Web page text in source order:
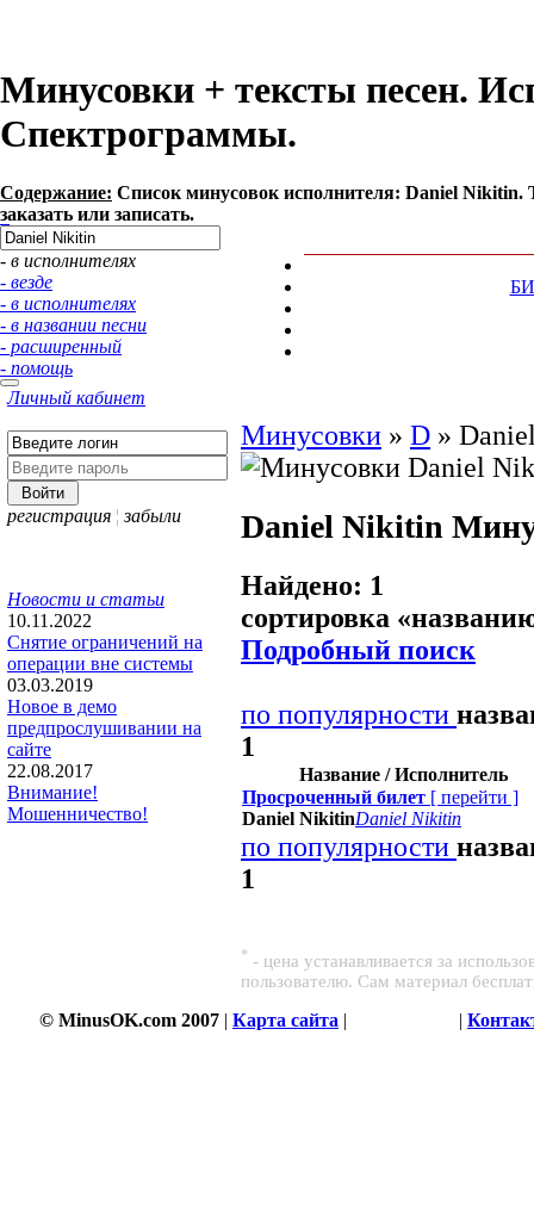
Минусовки + тексты песен.
Спектрограммы.
Содержание: Список минусовок исполнителя: Daniel
заказать или записать.
- в исполнителях
- везде
- в исполнителях
- в названии песни
- расширенный
- помощь
Личный кабинет
регистрация ¦ забыли
Новости и статьи
10.11.2022
Снятие ограничений на
операции вне системы
03.03.2019
Новое в демо
предпрослушивании на
сайте
22.08.2017
Внимание!
Мошенничество!
Минусовки » D »
Daniel Nikitin
Найдено: 1
сортировка «
Подробный поиск
по популярности
1
Название / Исполнитель
Просроченный билет [ перейти ]
Daniel NikitinDaniel Nikitin
по популярности
1
* - цена устанавливается за
пользователю. Сам материал
© MinusOK.com 2007 | Карта сайта | |